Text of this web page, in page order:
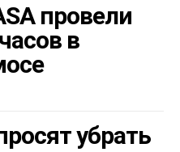
провели
в
убрать